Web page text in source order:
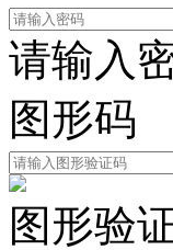
请输入
图形码
图形验